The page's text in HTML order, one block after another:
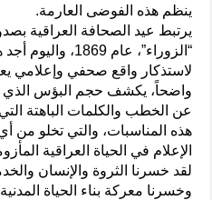
ينظم هذه الفوضى العارمة.
يرتبط عيد الصحافة العراقية
“الزوراء”، عام
لاستذكار واقع صحفي وإعلامي
واضحاً، يكشف حجم البؤس الذي
عن الخطب والكلمات الباهتة
هذه المناسبات، والتي تخلو من
الإعلام في الحياة العراقية
لقد خسرنا الثروة والإنسان
وخسرنا معركة بناء الحياة